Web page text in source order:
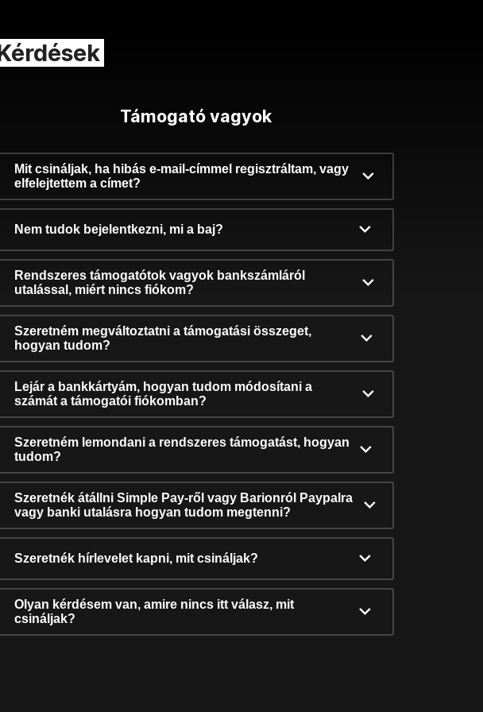
Támogató vagyok
Mit csináljak, ha hibás e-mail-címmel regisztráltam, vagy
elfelejtettem a címet?
Nem tudok bejelentkezni, mi a baj?
Rendszeres támogatótok vagyok bankszámláról
utalással, miért nincs fiókom?
Szeretném megváltoztatni a támogatási összeget,
hogyan tudom?
Lejár a bankkártyám, hogyan tudom módosítani a
számát a támogatói fiókomban?
Szeretném lemondani a rendszeres támogatást, hogyan
tudom?
Szeretnék átállni Simple Pay-ről vagy Barionról Paypalra
vagy banki utalásra hogyan tudom megtenni?
Szeretnék hírlevelet kapni, mit csináljak?
Olyan kérdésem van, amire nincs itt válasz, mit
csináljak?